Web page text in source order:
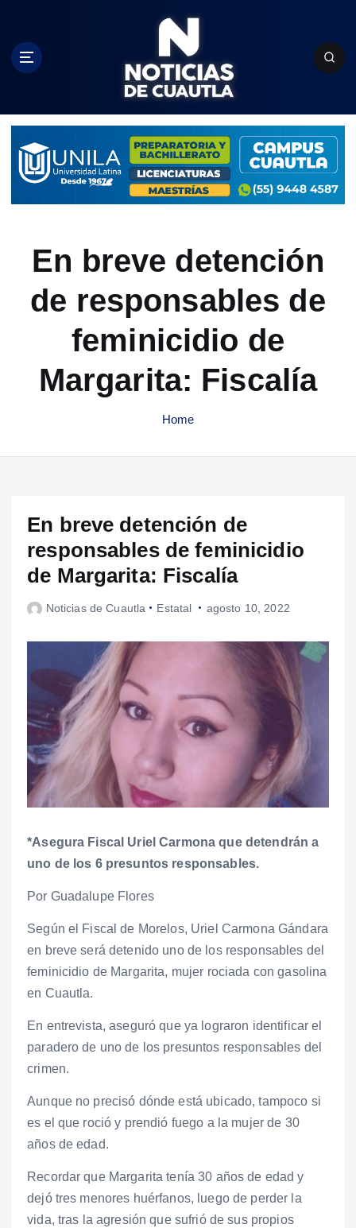
c
En breve detención
de responsables de
feminicidio de
Margarita: Fiscalía
Home
En breve detención de
responsables de feminicidio
de Margarita: Fiscalía
Noticias de Cuautla Estatal agosto 10, 2022
*Asegura Fiscal Uriel Carmona que detendrán a
uno de los 6 presuntos responsables.
Por Guadalupe Flores
Según el Fiscal de Morelos, Uriel Carmona Gándara
en breve será detenido uno de los responsables del
feminicidio de Margarita, mujer rociada con gasolina
en Cuautla.
En entrevista, aseguró que ya lograron identificar el
paradero de uno de los presuntos responsables del
crimen.
Aunque no precisó dónde está ubicado, tampoco si
es el que roció y prendió fuego a la mujer de 30
años de edad.
Recordar que Margarita tenía 30 años de edad y
dejó tres menores huérfanos, luego de perder la
vida, tras la agresión que sufrió de sus propios